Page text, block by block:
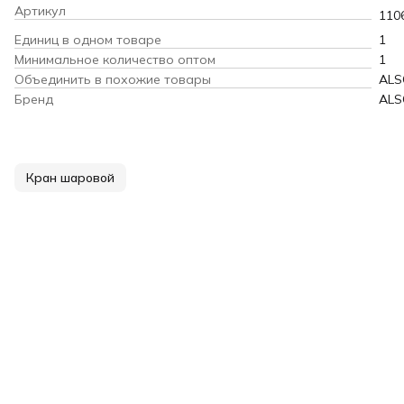
Артикул
Единиц в одном товаре
1
Минимальное количество оптом
1
Объединить в похожие товары
Бренд
Кран шаровой